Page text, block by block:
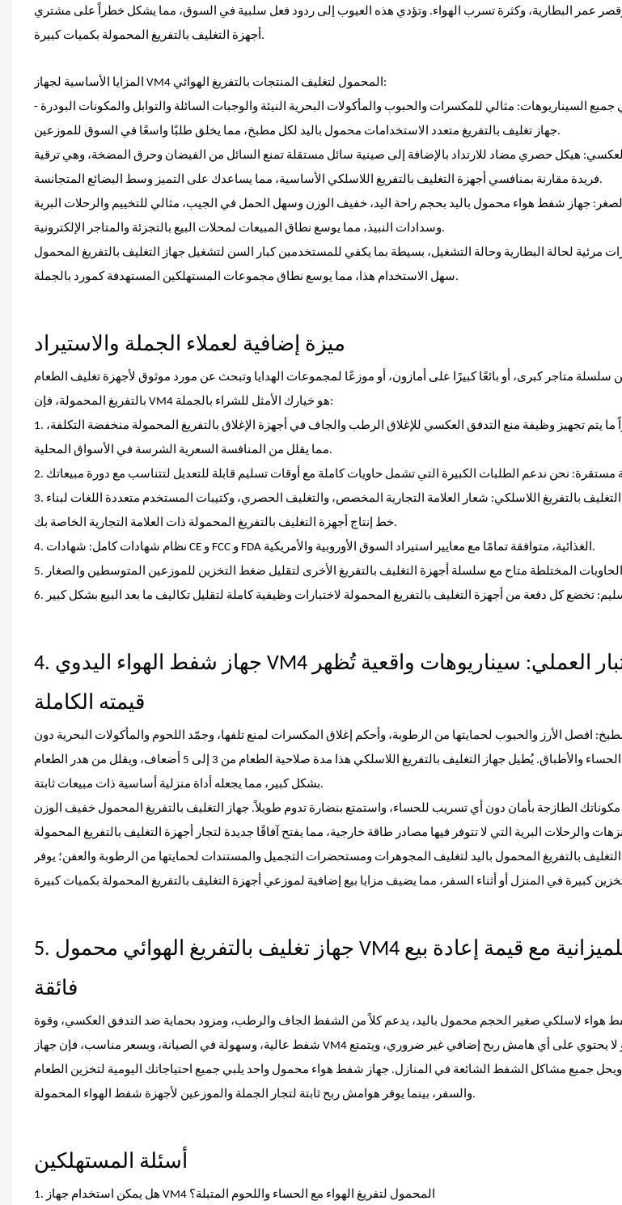
وقصر عمر البطارية، وكثرة تسرب الهواء. وتؤدي هذه العيوب إلى ردود فعل سلبية في السوق، مما يشكل خطراً على مشتري
أجهزة التغليف بالتفريغ المحمولة بكميات كبيرة.
المزايا الأساسية لجهاز VM4 المحمول لتغليف المنتجات بالتفريغ الهوائي:
السيناريوهات: مثالي للمكسرات والحبوب والمأكولات البحرية النيئة والوجبات السائلة والتوابل والمكونات البودرة -
جهاز تغليف بالتفريغ متعدد الاستخدامات محمول باليد لكل مطبخ، مما يخلق طلبًا واسعًا في السوق للموزعين.
هيكل حصري مضاد للارتداد بالإضافة إلى صينية سائل مستقلة تمنع السائل من الفيضان وحرق المضخة، وهي ترقية
فريدة مقارنة بمنافسي أجهزة التغليف بالتفريغ اللاسلكي الأساسية، مما يساعدك على التميز وسط البضائع المتجانسة.
جهاز شفط هواء محمول باليد بحجم راحة اليد، خفيف الوزن وسهل الحمل في الجيب، مثالي للتخييم والرحلات البرية
وسدادات النبيذ، مما يوسع نطاق المبيعات لمحلات البيع بالتجزئة والمتاجر الإلكترونية.
لحالة البطارية وحالة التشغيل، بسيطة بما يكفي للمستخدمين كبار السن لتشغيل جهاز التغليف بالتفريغ المحمول
سهل الاستخدام هذا، مما يوسع نطاق مجموعات المستهلكين المستهدفة كمورد بالجملة.
ميزة إضافية لعملاء الجملة والاستيراد
سلسلة متاجر كبرى، أو بائعًا كبيرًا على أمازون، أو موزعًا لمجموعات الهدايا وتبحث عن مورد موثوق لأجهزة تغليف الطعام
بالتفريغ المحمولة، فإن VM4 هو خيارك الأمثل للشراء بالجملة:
1. نقاط بيع تنافسية مميزة: نادراً ما يتم تجهيز وظيفة منع التدفق العكسي للإغلاق الرطب والجاف في أجهزة الإغلاق بالتفريغ المحمولة منخفضة التكلفة،
مما يقلل من المنافسة السعرية الشرسة في الأسواق المحلية.
3. خدمة التخصيص الكاملة لأجهزة التغليف بالتفريغ اللاسلكي: شعار العلامة التجارية المخصص، والتغليف الحصري، وكتيبات المستخدم متعددة اللغات لبناء
خط إنتاج أجهزة التغليف بالتفريغ المحمولة ذات العلامة التجارية الخاصة بك.
4. نظام شهادات كامل: شهادات CE و FCC و FDA الغذائية، متوافقة تمامًا مع معايير استيراد السوق الأوروبية والأمريكية.
4. جهاز شفط الهواء اليدوي VM4مراجعة الاختبار العملي: سيناريوهات واقعية تُظهر
قيمته الكاملة
افصل الأرز والحبوب لحمايتها من الرطوبة، وأحكم إغلاق المكسرات لمنع تلفها، وجمّد اللحوم والمأكولات البحرية دون
حروق التجميد، واحفظ بقايا الحساء والأطباق. يُطيل جهاز التغليف بالتفريغ اللاسلكي هذا مدة صلاحية الطعام من 3 إلى 5 أضعاف، ويقلل من هدر الطعام
بشكل كبير، مما يجعله أداة منزلية أساسية ذات مبيعات ثابتة.
مكوناتك الطازجة بأمان دون أي تسريب للحساء، واستمتع بنضارة تدوم طويلاً. جهاز التغليف بالتفريغ المحمول خفيف الوزن
بالتفريغ المحمول باليد لتغليف المجوهرات ومستحضرات التجميل والمستندات لحمايتها من الرطوبة والعفن؛ يوفر
5. جهاز تغليف بالتفريغ الهوائي محمول VM4الخيار الأمثل للميزانية مع قيمة إعادة بيع
فائقة
هواء لاسلكي صغير الحجم محمول باليد، يدعم كلاً من الشفط الجاف والرطب، ومزود بحماية ضد التدفق العكسي، وقوة
شفط عالية، وسهولة في الصيانة، وبسعر مناسب، فإن جهاز VM4 اللاسلكي هو خيارك الأمثل. فهو لا يحتوي على أي هامش ربح إضافي غير ضروري، ويتمتع
جميع مشاكل الشفط الشائعة في المنازل. جهاز شفط هواء محمول واحد يلبي جميع احتياجاتك اليومية لتخزين الطعام
والسفر، بينما يوفر هوامش ربح ثابتة لتجار الجملة والموزعين لأجهزة شفط الهواء المحمولة.
أسئلة المستهلكين
1. هل يمكن استخدام جهاز VM4 المحمول لتفريغ الهواء مع الحساء واللحوم المتبلة؟